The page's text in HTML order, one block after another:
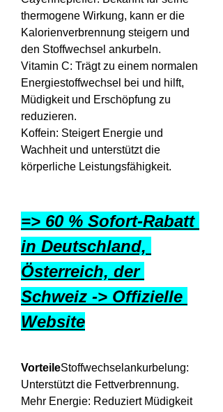
thermogene Wirkung, kann er die
Kalorienverbrennung steigern und
den Stoffwechsel ankurbeln.
Vitamin C: Trägt zu einem normalen
Energiestoffwechsel bei und hilft,
Müdigkeit und Erschöpfung zu
reduzieren.
Koffein: Steigert Energie und
Wachheit und unterstützt die
körperliche Leistungsfähigkeit.
=> 60 % Sofort-Rabatt
in Deutschland,
Österreich, der
Schweiz -> Offizielle
Website
VorteileStoffwechselankurbelung:
Unterstützt die Fettverbrennung.
Mehr Energie: Reduziert Müdigkeit